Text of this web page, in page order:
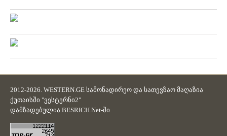
2012-2026. WESTERN.GE სამონადირეო და სათევზაო მაღაზია
ქუთაისში "ვესტერნი2"
დამზადებულია BESRICH.Net-ში